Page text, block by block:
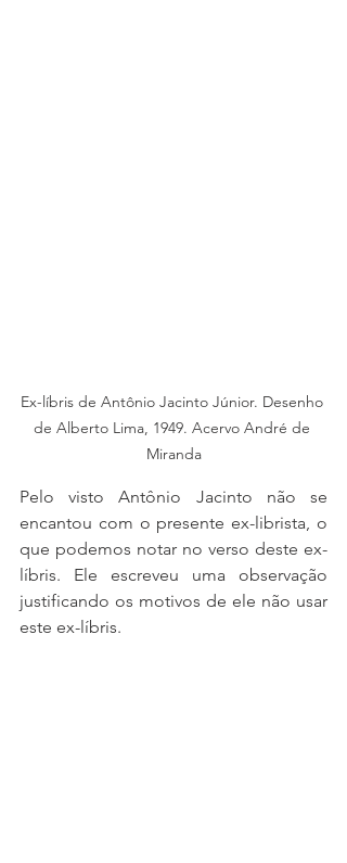
Ex-líbris de Antônio Jacinto Júnior. Desenho
de Alberto Lima, 1949. Acervo André de
Miranda
Pelo visto Antônio Jacinto não se
encantou com o presente ex-librista, o
que podemos notar no verso deste ex-
líbris. Ele escreveu uma observação
justificando os motivos de ele não usar
este ex-líbris.